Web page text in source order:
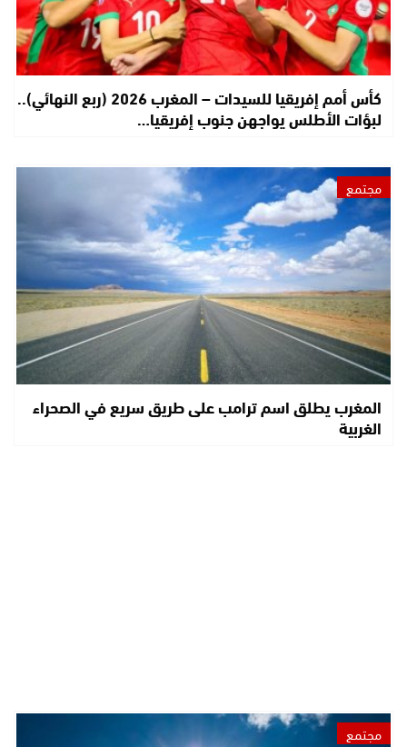
كأس أمم إفريقيا للسيدات – المغرب 2026 (ربع النهائي)..
لبؤات الأطلس يواجهن جنوب إفريقيا…
مجتمع
المغرب يطلق اسم ترامب على طريق سريع في الصحراء
الغربية
مجتمع